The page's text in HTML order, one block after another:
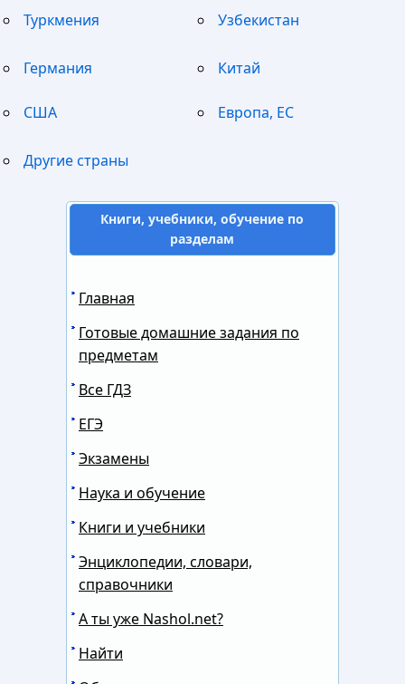
Туркмения Узбекистан
Германия Китай
США Европа, ЕС
Другие страны
Книги, учебники, обучение по
разделам
Главная
Готовые домашние задания по
предметам
Все ГДЗ
ЕГЭ
Экзамены
Наука и обучение
Книги и учебники
Энциклопедии, словари,
справочники
А ты уже Nashol.net?
Найти